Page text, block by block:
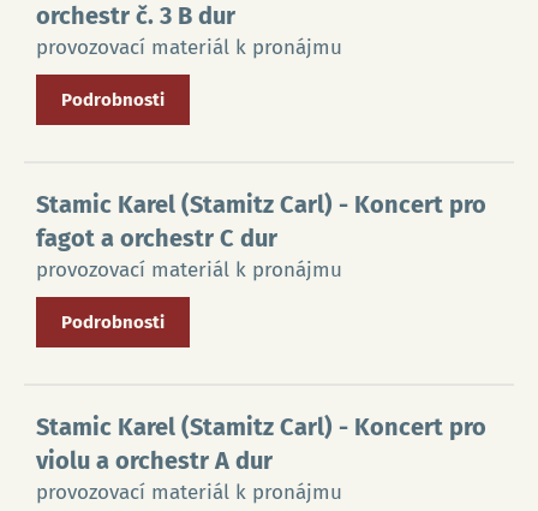
orchestr č. 3 B dur
provozovací materiál k pronájmu
Podrobnosti
Stamic Karel (Stamitz Carl) - Koncert pro
fagot a orchestr C dur
provozovací materiál k pronájmu
Podrobnosti
Stamic Karel (Stamitz Carl) - Koncert pro
violu a orchestr A dur
provozovací materiál k pronájmu